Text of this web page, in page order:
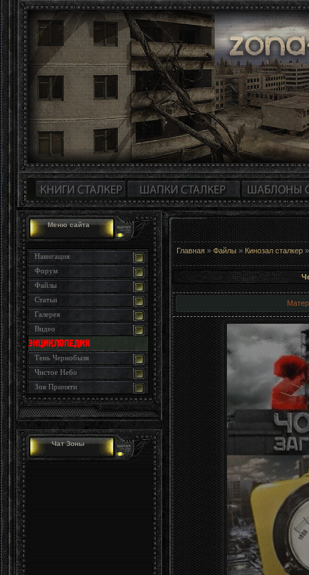
Меню сайта
Навигация
Форум
Файлы
Статьи
Галерея
Видео
Тень Чернобыля
Чистое Небо
Зов Припяти
Чат Зоны
Главная » Файлы » Кинозал сталкер